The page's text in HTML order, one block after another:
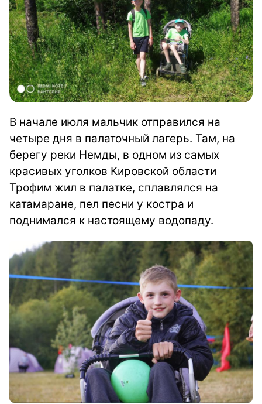
В начале июля мальчик отправился на
четыре дня в палаточный лагерь. Там, на
берегу реки Немды, в одном из самых
красивых уголков Кировской области
Трофим жил в палатке, сплавлялся на
катамаране, пел песни у костра и
поднимался к настоящему водопаду.